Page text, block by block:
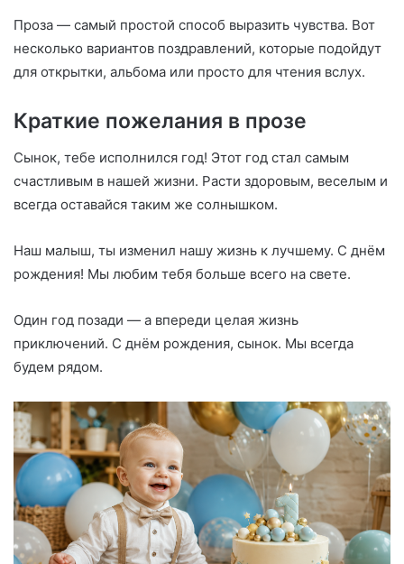
Проза — самый простой способ выразить чувства. Вот
несколько вариантов поздравлений, которые подойдут
для открытки, альбома или просто для чтения вслух.
Краткие пожелания в прозе
Сынок, тебе исполнился год! Этот год стал самым
счастливым в нашей жизни. Расти здоровым, веселым и
всегда оставайся таким же солнышком.
Наш малыш, ты изменил нашу жизнь к лучшему. С днём
рождения! Мы любим тебя больше всего на свете.
Один год позади — а впереди целая жизнь
приключений. С днём рождения, сынок. Мы всегда
будем рядом.